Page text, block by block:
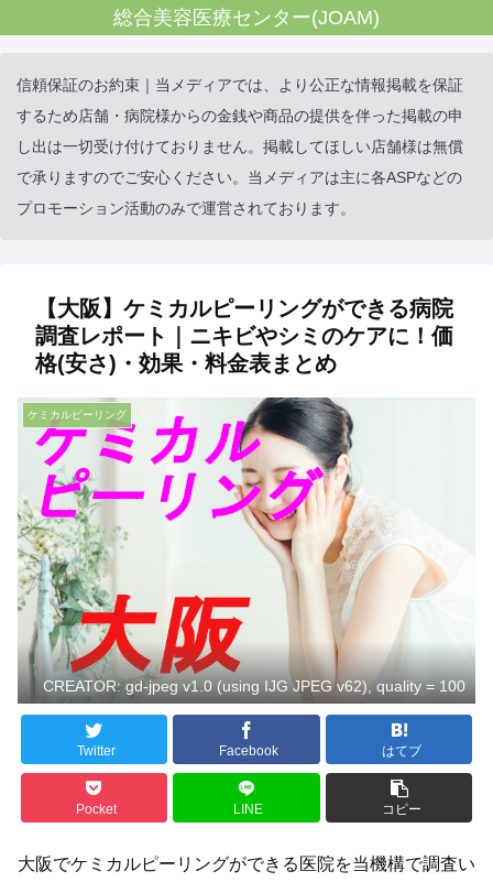
総合美容医療センター(JOAM)
信頼保証のお約束｜当メディアでは、より公正な情報掲載を保証
するため店舗・病院様からの金銭や商品の提供を伴った掲載の申
し出は一切受け付けておりません。掲載してほしい店舗様は無償
で承りますのでご安心ください。当メディアは主に各ASPなどの
プロモーション活動のみで運営されております。
【大阪】ケミカルピーリングができる病院
調査レポート｜ニキビやシミのケアに！価
格(安さ)・効果・料金表まとめ
ケミカルピーリング
CREATOR: gd-jpeg v1.0 (using IJG JPEG v62), quality = 100
Twitter Facebook はてブ
Pocket LINE コピー
大阪でケミカルピーリングができる医院を当機構で調査い